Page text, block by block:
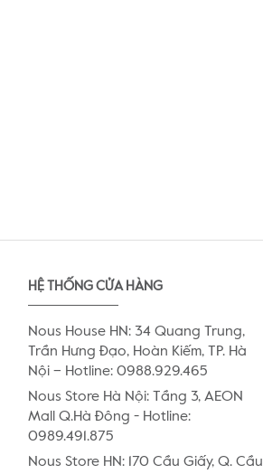
HỆ THỐNG CỬA HÀNG
Nous House HN: 34 Quang Trung,
Trần Hưng Đạo, Hoàn Kiếm, TP. Hà
Nội – Hotline: 0988.929.465
Nous Store Hà Nội: Tầng 3, AEON
Mall Q.Hà Đông - Hotline:
0989.491.875
Nous Store HN: 170 Cầu Giấy, Q. Cầu